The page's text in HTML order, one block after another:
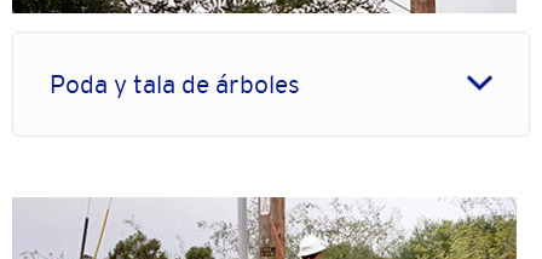
Poda y tala de árboles